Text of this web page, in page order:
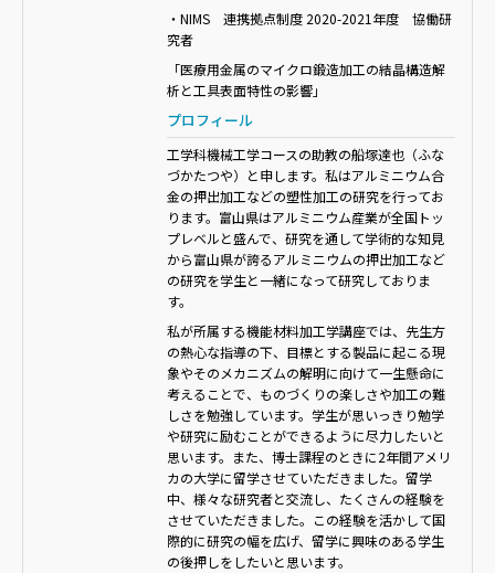
・NIMS 連携拠点制度2020-2021年度 協働研
究者
「医療用金属のマイクロ鍛造加工の結晶構造解
析と工具表面特性の影響」
プロフィール
工学科機械工学コースの助教の船塚達也（ふな
づかたつや）と申します。私はアルミニウム合
金の押出加工などの塑性加工の研究を行ってお
ります。富山県はアルミニウム産業が全国トッ
プレベルと盛んで、研究を通して学術的な知見
から富山県が誇るアルミニウムの押出加工など
の研究を学生と一緒になって研究しておりま
す。
私が所属する機能材料加工学講座では、先生方
の熱心な指導の下、目標とする製品に起こる現
象やそのメカニズムの解明に向けて一生懸命に
考えることで、ものづくりの楽しさや加工の難
しさを勉強しています。学生が思いっきり勉学
や研究に励むことができるように尽力したいと
思います。また、博士課程のときに2年間アメリ
カの大学に留学させていただきました。留学
中、様々な研究者と交流し、たくさんの経験を
させていただきました。この経験を活かして国
際的に研究の幅を広げ、留学に興味のある学生
の後押しをしたいと思います。